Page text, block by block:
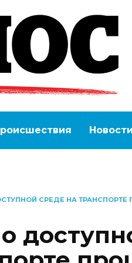
СРЕДЕ НА ТРАНСПОРТЕ